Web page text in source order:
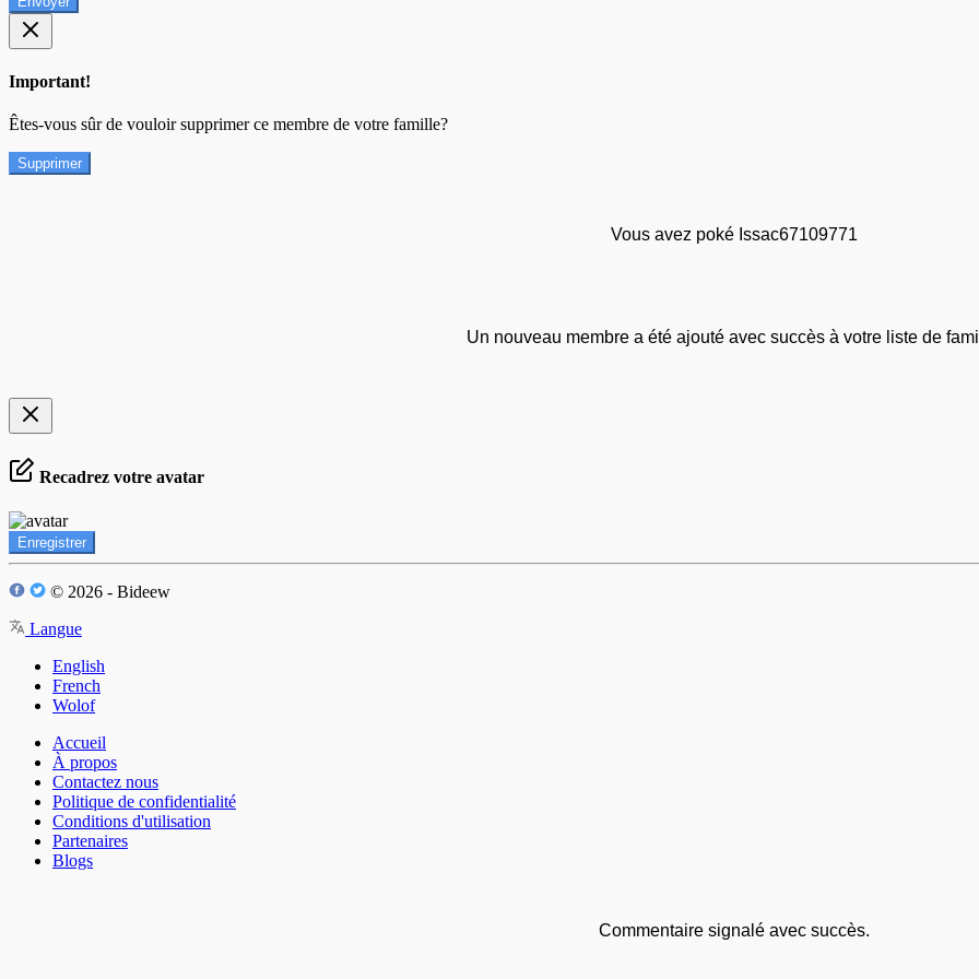
Important!
Êtes-vous sûr de vouloir supprimer ce membre de votre famille?
Supprimer
Vous avez poké Issac67109771
Un nouveau membre a été ajouté avec succès à votre liste de
Recadrez votre avatar
Enregistrer
© 2026 - Bideew
Langue
English
French
Wolof
Accueil
À propos
Contactez nous
Politique de confidentialité
Conditions d'utilisation
Partenaires
Blogs
Commentaire signalé avec succès.